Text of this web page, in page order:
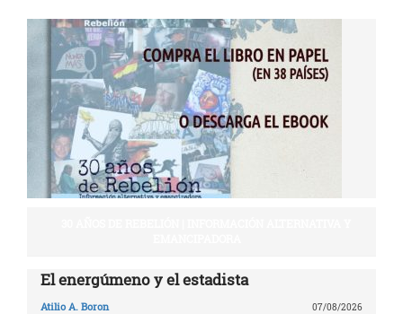
El energúmeno y el estadista
Atilio A. Boron 07/08/2026